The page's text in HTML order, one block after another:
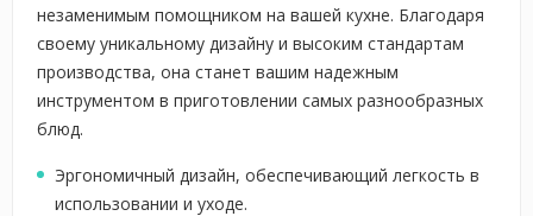
незаменимым помощником на вашей кухне. Благодаря
своему уникальному дизайну и высоким стандартам
производства, она станет вашим надежным
инструментом в приготовлении самых разнообразных
блюд.
Эргономичный дизайн, обеспечивающий легкость в
использовании и уходе.